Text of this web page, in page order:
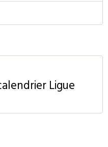
Ligue